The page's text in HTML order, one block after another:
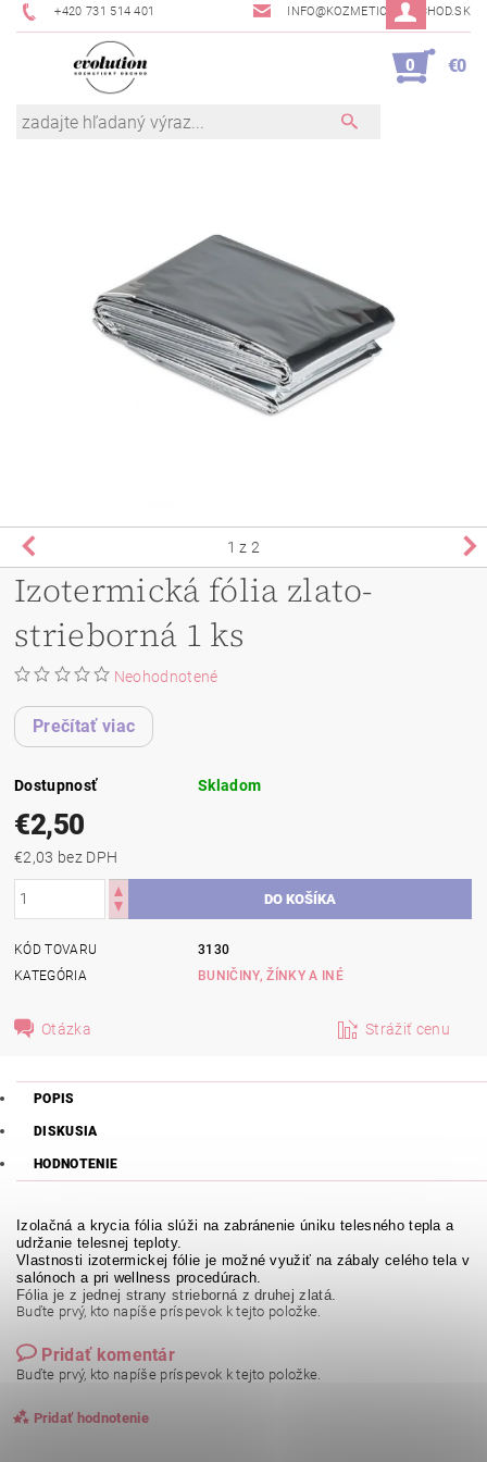
+420 731 514 401 INFO@KOZMETICKYOBCHOD.SK
0 €0
1 z 2
Izotermická fólia zlato-
strieborná 1 ks
Neohodnotené
Prečítať viac
Dostupnosť Skladom
€2,50
€2,03 bez DPH
KÓD TOVARU
3130
KATEGÓRIA
BUNIČINY, ŽÍNKY A INÉ
Otázka Strážiť cenu
POPIS
DISKUSIA
HODNOTENIE
Izolačná a krycia fólia slúži na zabránenie úniku telesného tepla a
udržanie telesnej teploty.
Vlastnosti izotermickej fólie je možné využiť na zábaly celého tela v
salónoch a pri wellness procedúrach.
Fólia je z jednej strany strieborná z druhej zlatá.
Buďte prvý, kto napíše príspevok k tejto položke.
Pridať komentár
Buďte prvý, kto napíše príspevok k tejto položke.
Pridať hodnotenie